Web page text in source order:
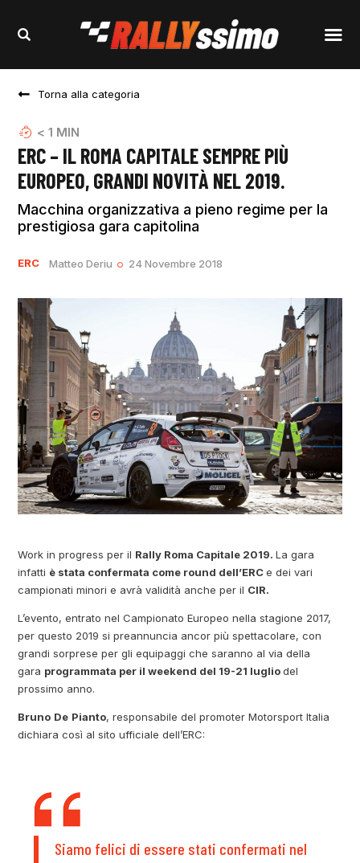
Torna alla categoria
< 1 MIN
ERC – IL ROMA CAPITALE SEMPRE PIÙ
EUROPEO, GRANDI NOVITÀ NEL 2019.
Macchina organizzativa a pieno regime per la
prestigiosa gara capitolina
ERC Matteo Deriu 24 Novembre 2018
Work in progress per il Rally Roma Capitale 2019.La gara
infatti è stata confermata come round dell’ERCe dei vari
campionati minori e avrà validità anche per il CIR.
L’evento, entrato nel Campionato Europeo nella stagione 2017,
per questo 2019 si preannuncia ancor più spettacolare, con
grandi sorprese per gli equipaggi che saranno al via della
gara programmata per il weekend del 19-21 lugliodel
prossimo anno.
Bruno De Pianto, responsabile del promoter Motorsport Italia
dichiara così al sito ufficiale dell’ERC:
Siamo felici di essere stati confermati nel